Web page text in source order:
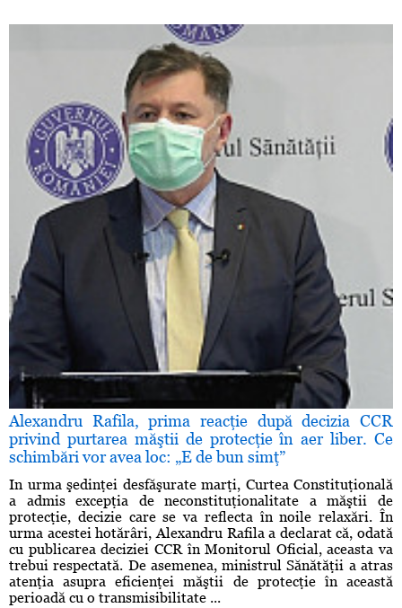
Alexandru Rafila, prima reacţie după decizia CCR
privind purtarea măştii de protecţie în aer liber. Ce
schimbări vor avea loc: „E de bun simţ”
In urma şedinţei desfăşurate marţi, Curtea Constituţională
a admis excepţia de neconstituţionalitate a măştii de
protecţie, decizie care se va reflecta în noile relaxări. În
urma acestei hotărâri, Alexandru Rafila a declarat că, odată
cu publicarea deciziei CCR în Monitorul Oficial, aceasta va
trebui respectată. De asemenea, ministrul Sănătăţii a atras
atenţia asupra eficienţei măştii de protecţie în această
perioadă cu o transmisibilitate ...